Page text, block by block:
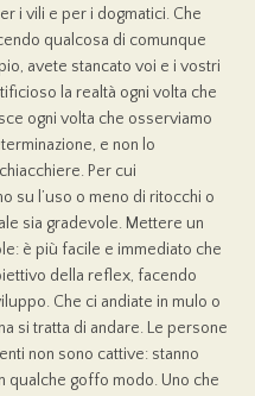
i vili e per i dogmatici. Che
qualcosa di comunque
avete stancato voi e i vostri
la realtà ogni volta che
ogni volta che osserviamo
e non lo
Per cui
su l’uso o meno di ritocchi o
sia gradevole. Mettere un
è più facile e immediato che
della reflex, facendo
Che ci andiate in mulo o
si tratta di andare. Le persone
non sono cattive: stanno
qualche goffo modo. Uno che